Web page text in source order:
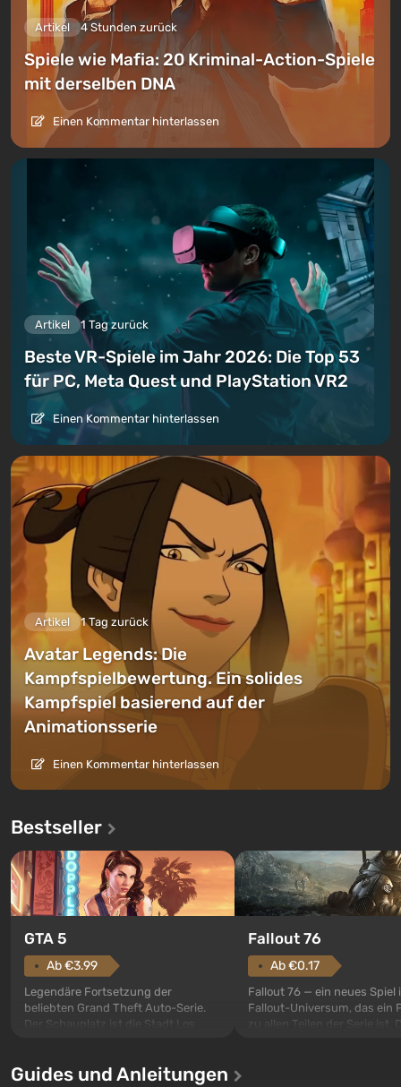
Artikel 4 Stunden zurück
Spiele wie Mafia: 20 Kriminal-Action-Spiele
mit derselben DNA
Einen Kommentar hinterlassen
Artikel 1 Tag zurück
Beste VR-Spiele im Jahr 2026: Die Top 53
für PC, Meta Quest und PlayStation VR2
Einen Kommentar hinterlassen
Artikel 1 Tag zurück
Avatar Legends: Die
Kampfspielbewertung. Ein solides
Kampfspiel basierend auf der
Animationsserie
Einen Kommentar hinterlassen
Bestseller
GTA 5
Ab €3.99
Legendäre Fortsetzung der
beliebten Grand Theft Auto-Serie.
Der Schauplatz ist die Stadt Los
ersten Mal erzählt das Spiel die
Fallout 76
Ab €0.17
Fallout 76 — ein neues Spiel
Fallout-Universum, das ein
zu allen Teilen der Serie ist.
Guides und Anleitungen